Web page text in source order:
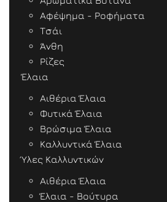
Αφέψημα - Ροφήματα
Τσάι
Άνθη
Ρίζες
Έλαια
Αιθέρια Έλαια
Φυτικά Έλαια
Βρώσιμα Έλαια
Καλλυντικά Έλαια
Ύλες Καλλυντικών
Αιθέρια Έλαια
Έλαια - Βούτυρα